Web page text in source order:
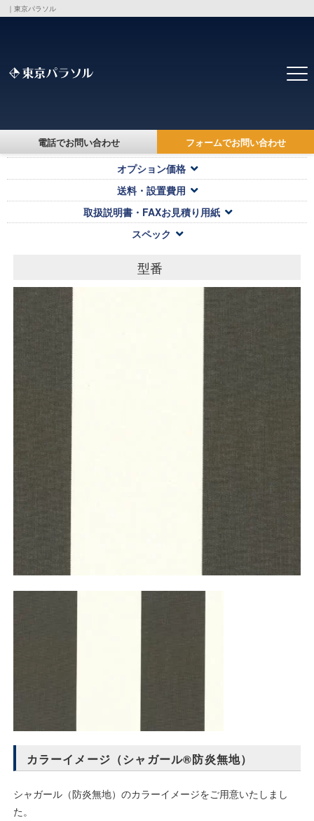
｜東京パラソル
電話でお問い合わせ フォームでお問い合わせ
対応キャンバス・本体価格
オプション価格
送料・設置費用
取扱説明書・FAXお見積り用紙
スペック
型番
カラーイメージ（シャガール®防炎無地）
シャガール（防炎無地）のカラーイメージをご用意いたしまし
た。